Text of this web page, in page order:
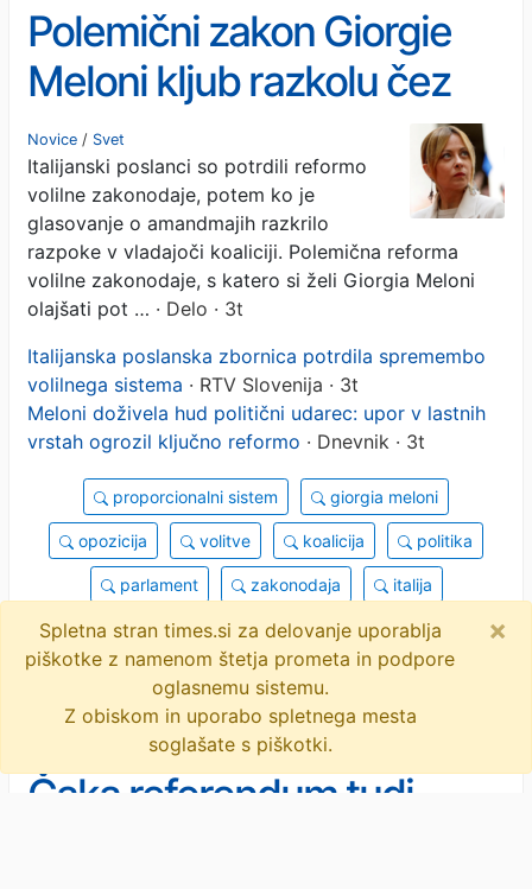
Polemični zakon Giorgie
Meloni kljub razkolu čez
prvo oviro
Novice / Svet
Italijanski poslanci so potrdili reformo
volilne zakonodaje, potem ko je
glasovanje o amandmajih razkrilo
razpoke v vladajoči koaliciji. Polemična reforma
volilne zakonodaje, s katero si želi Giorgia Meloni
olajšati pot … · Delo · 3t
Italijanska poslanska zbornica potrdila spremembo
volilnega sistema · RTV Slovenija · 3t
Meloni doživela hud politični udarec: upor v lastnih
vrstah ogrozil ključno reformo · Dnevnik · 3t
proporcionalni sistem giorgia meloni
opozicija volitve koalicija politika
parlament zakonodaja italija
volilni sistem objavi tvitaj
4 novice
Čaka referendum tudi
Spletna stran times.si za delovanje uporablja
piškotke z namenom štetja prometa in podpore
oglasnemu sistemu.
Z obiskom in uporabo spletnega mesta
soglašate s piškotki.
×